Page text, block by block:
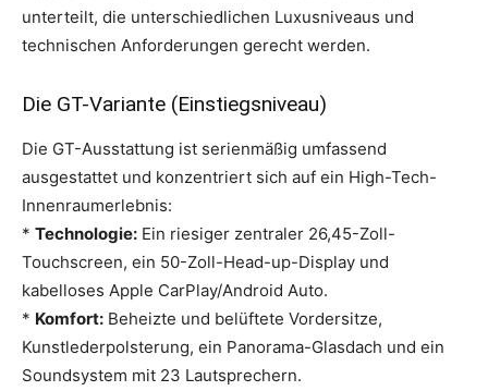
unterteilt, die unterschiedlichen Luxusniveaus und
technischen Anforderungen gerecht werden.
Die GT-Variante (Einstiegsniveau)
Die GT-Ausstattung ist serienmäßig umfassend
ausgestattet und konzentriert sich auf ein High-Tech-
Innenraumerlebnis:
* Technologie: Ein riesiger zentraler 26,45-Zoll-
Touchscreen, ein 50-Zoll-Head-up-Display und
kabelloses Apple CarPlay/Android Auto.
* Komfort: Beheizte und belüftete Vordersitze,
Kunstlederpolsterung, ein Panorama-Glasdach und ein
Soundsystem mit 23 Lautsprechern.